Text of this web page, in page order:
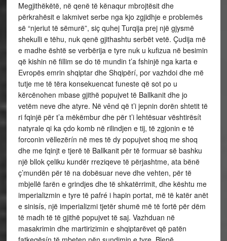
Megjithëkëtë, në qenë të kënaqur mbrojtësit dhe
përkrahësit e lakmivet serbe nga kjo zgjidhje e problemës
së “njeriut të sëmurë”, siç quhej Turqija prej një gjysmë
shekulli e tëhu, nuk qenë gjithashtu serbët vetë. Çudija më
e madhe është se verbërija e tyre nuk u kufizua në besimin
që kishin në fillim se do të mundin t’a fshinjë nga karta e
Evropës emrin shqiptar dhe Shqipërí, por vazhdoi dhe më
tutje me të tëra konsekuencat funeste që sot po u
kërcënohen mbase gjithë popujvet të Ballkanit dhe jo
vetëm neve dhe atyre. Në vênd që t’i jepnin dorën shtetit të
ri fqinjë për t’a mëkëmbur dhe për t’i lehtësuar vështirësít
natyrale qi ka çdo komb në rilindjen e tij, të zgjonin e të
forconin vëllezërín në mes të dy popujvet shoq me shoq
dhe me fqinjt e tjerë të Ballkanit për të formuar së bashku
një bllok çeliku kundër rreziqeve të përjashtme, ata bënë
ç’mundën për të na dobësuar neve dhe vehten, për të
mbjellë farën e grindjes dhe të shkatërrimit, dhe kështu me
imperializmin e tyre të pafré i hapin portat, më të katër anët
e sinisís, një imperializmi tjetër shumë më të fortë për dëm
të madh të të gjithë popujvet të saj. Vazhduan në
masakrimin dhe martirizimin e shqiptarëvet që patën